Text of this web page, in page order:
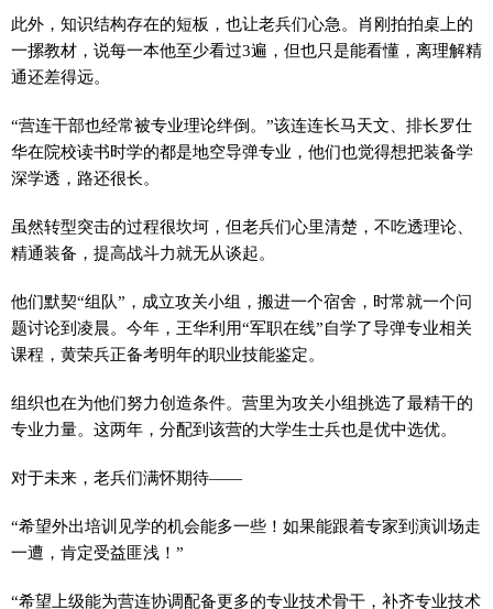
此外，知识结构存在的短板，也让老兵们心急。肖刚拍拍桌上的
一摞教材，说每一本他至少看过3遍，但也只是能看懂，离理解精
通还差得远。
“营连干部也经常被专业理论绊倒。”该连连长马天文、排长罗仕
华在院校读书时学的都是地空导弹专业，他们也觉得想把装备学
深学透，路还很长。
虽然转型突击的过程很坎坷，但老兵们心里清楚，不吃透理论、
精通装备，提高战斗力就无从谈起。
他们默契“组队”，成立攻关小组，搬进一个宿舍，时常就一个问
题讨论到凌晨。今年，王华利用“军职在线”自学了导弹专业相关
课程，黄荣兵正备考明年的职业技能鉴定。
组织也在为他们努力创造条件。营里为攻关小组挑选了最精干的
专业力量。这两年，分配到该营的大学生士兵也是优中选优。
对于未来，老兵们满怀期待——
“希望外出培训见学的机会能多一些！如果能跟着专家到演训场走
一遭，肯定受益匪浅！”
“希望上级能为营连协调配备更多的专业技术骨干，补齐专业技术